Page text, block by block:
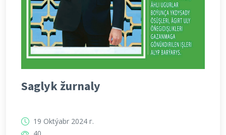
Saglyk žurnaly
19 Oktýabr 2024 г.